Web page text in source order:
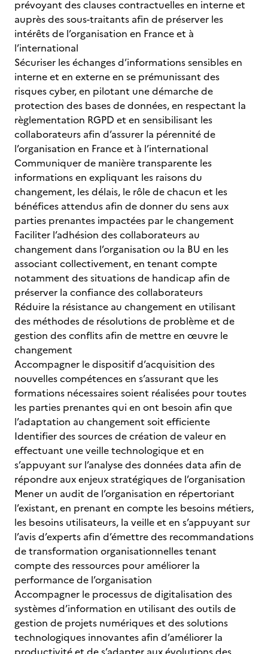
prévoyant des clauses contractuelles en interne et
auprès des sous-traitants afin de préserver les
intérêts de l’organisation en France et à
l’international
Sécuriser les échanges d’informations sensibles en
interne et en externe en se prémunissant des
risques cyber, en pilotant une démarche de
protection des bases de données, en respectant la
règlementation RGPD et en sensibilisant les
collaborateurs afin d’assurer la pérennité de
l’organisation en France et à l’international
Communiquer de manière transparente les
informations en expliquant les raisons du
changement, les délais, le rôle de chacun et les
bénéfices attendus afin de donner du sens aux
parties prenantes impactées par le changement
Faciliter l’adhésion des collaborateurs au
changement dans l’organisation ou la BU en les
associant collectivement, en tenant compte
notamment des situations de handicap afin de
préserver la confiance des collaborateurs
Réduire la résistance au changement en utilisant
des méthodes de résolutions de problème et de
gestion des conflits afin de mettre en œuvre le
changement
Accompagner le dispositif d’acquisition des
nouvelles compétences en s’assurant que les
formations nécessaires soient réalisées pour toutes
les parties prenantes qui en ont besoin afin que
l’adaptation au changement soit efficiente
Identifier des sources de création de valeur en
effectuant une veille technologique et en
s’appuyant sur l’analyse des données data afin de
répondre aux enjeux stratégiques de l’organisation
Mener un audit de l’organisation en répertoriant
l’existant, en prenant en compte les besoins métiers,
les besoins utilisateurs, la veille et en s’appuyant sur
l’avis d’experts afin d’émettre des recommandations
de transformation organisationnelles tenant
compte des ressources pour améliorer la
performance de l’organisation
Accompagner le processus de digitalisation des
systèmes d’information en utilisant des outils de
gestion de projets numériques et des solutions
technologiques innovantes afin d’améliorer la